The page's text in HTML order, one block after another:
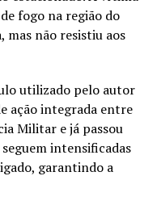
fogo na região do
mas não resistiu aos
utilizado pelo autor
ação integrada entre
Militar e já passou
intensificadas
garantindo a